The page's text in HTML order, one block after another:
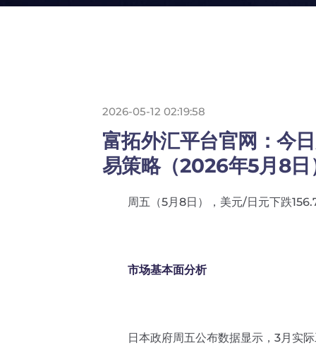
2026-05-12 02:19:58
富拓外汇平台官网：今
易策略（2026年5月8日
周五（5月8日），美元/日元下跌
市场基本面分析
日本政府周五公布数据显示，3月实际